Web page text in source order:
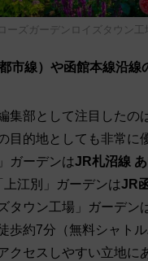
ローズガーデンロイズタウン工
市線）や函館本線沿線
集部として注目したの
目的地としても非常に
ガーデンはJR札沼線
上江別」ガーデンはJR
タウン工場」ガーデン
歩約7分（無料シャトル
クセスしやすい立地に